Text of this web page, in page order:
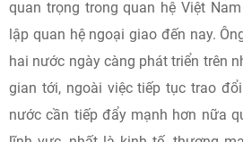
quan trọng trong quan hệ Việt
lập quan hệ ngoại giao đến nay.
hai nước ngày càng phát triển trên
gian tới, ngoài việc tiếp tục trao
nước cần tiếp đẩy mạnh hơn nữa